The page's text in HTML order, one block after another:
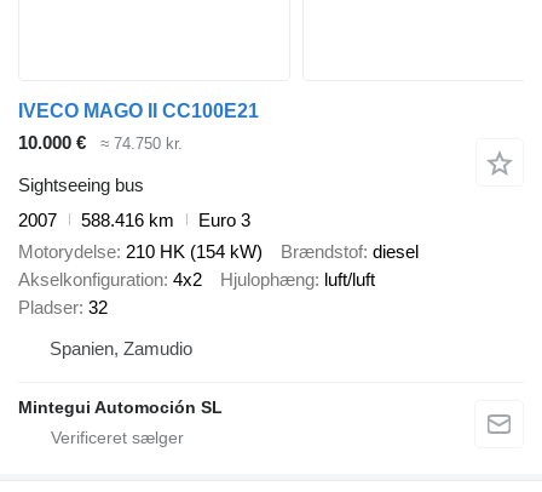
IVECO MAGO II CC100E21
10.000 €
≈ 74.750 kr.
Sightseeing bus
2007
588.416 km
Euro 3
Motorydelse 210 HK (154 kW) Brændstof diesel
Akselkonfiguration 4x2 Hjulophæng luft/luft
Pladser 32
Spanien, Zamudio
Mintegui Automoción SL